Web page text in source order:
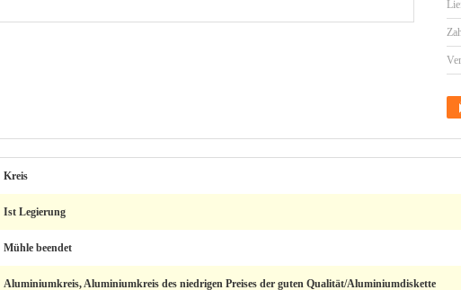
Kreis
Ist Legierung
Mühle beendet
Aluminiumkreis, Aluminiumkreis des niedrigen Preises der guten Qualität/Aluminiumdiskette